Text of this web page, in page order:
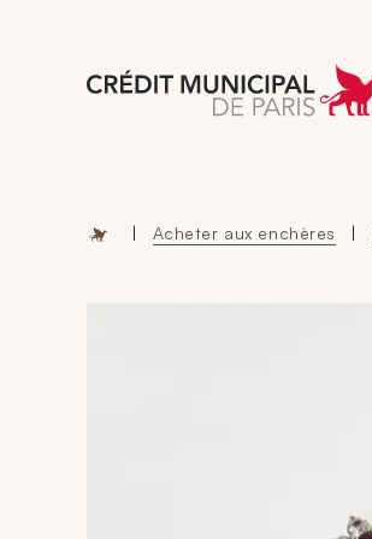
| Acheter aux enchères |